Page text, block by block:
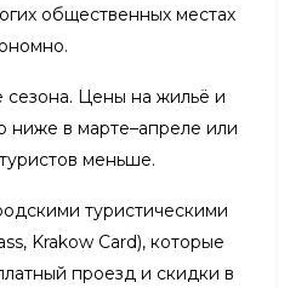
общественных местах
сезона. Цены на жильё и
ниже в марте–апреле или
меньше.
туристическими
Krakow Card), которые
проезд и скидки в